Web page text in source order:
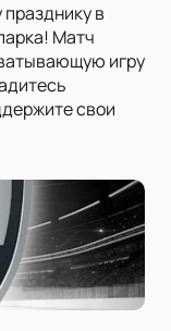
в
Матч
игру
свои